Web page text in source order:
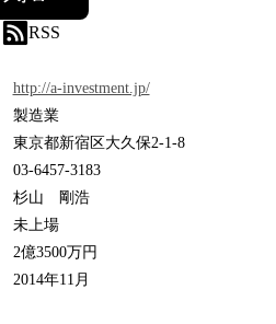
RSS
http://a-investment.jp/
製造業
東京都新宿区大久保2-1-8
03-6457-3183
杉山 剛浩
未上場
2億3500万円
2014年11月